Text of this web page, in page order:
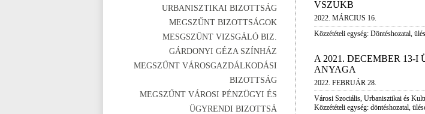
URBANISZTIKAI BIZOTTSÁG
MEGSZŰNT BIZOTTSÁGOK
MESGSZŰNT VIZSGÁLÓ BIZ.
GÁRDONYI GÉZA SZÍNHÁZ
MEGSZŰNT VÁROSGAZDÁLKODÁSI
BIZOTTSÁG
MEGSZŰNT VÁROSI PÉNZÜGYI ÉS
ÜGYRENDI BIZOTTSÁ
VSZUKB
2022. MÁRCIUS 16.
Közzétételi egység: Döntéshozatal,
A 2021. DECEMBER 13-I
ANYAGA
2022. FEBRUÁR 28.
Városi Szociális, Urbanisztikai és
Közzétételi egység: döntéshozatal,